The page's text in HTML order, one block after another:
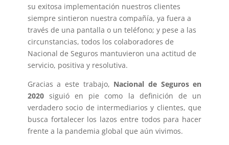
su exitosa implementación nuestros clientes
siempre sintieron nuestra compañía, ya fuera a
través de una pantalla o un teléfono; y pese a las
circunstancias, todos los colaboradores de
Nacional de Seguros mantuvieron una actitud de
servicio, positiva y resolutiva.
Gracias a este trabajo, Nacional de Seguros en
2020siguió en pie como la definición de un
verdadero socio de intermediarios y clientes, que
busca fortalecer los lazos entre todos para hacer
frente a la pandemia global que aún vivimos.